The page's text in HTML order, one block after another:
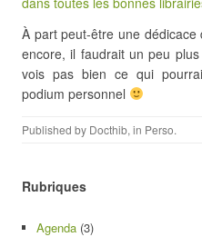
À part peut-être une dédicace
encore, il faudrait un peu
vois pas bien ce qui
podium personnel
Published by Docthib, in Perso.
Rubriques
Agenda (3)